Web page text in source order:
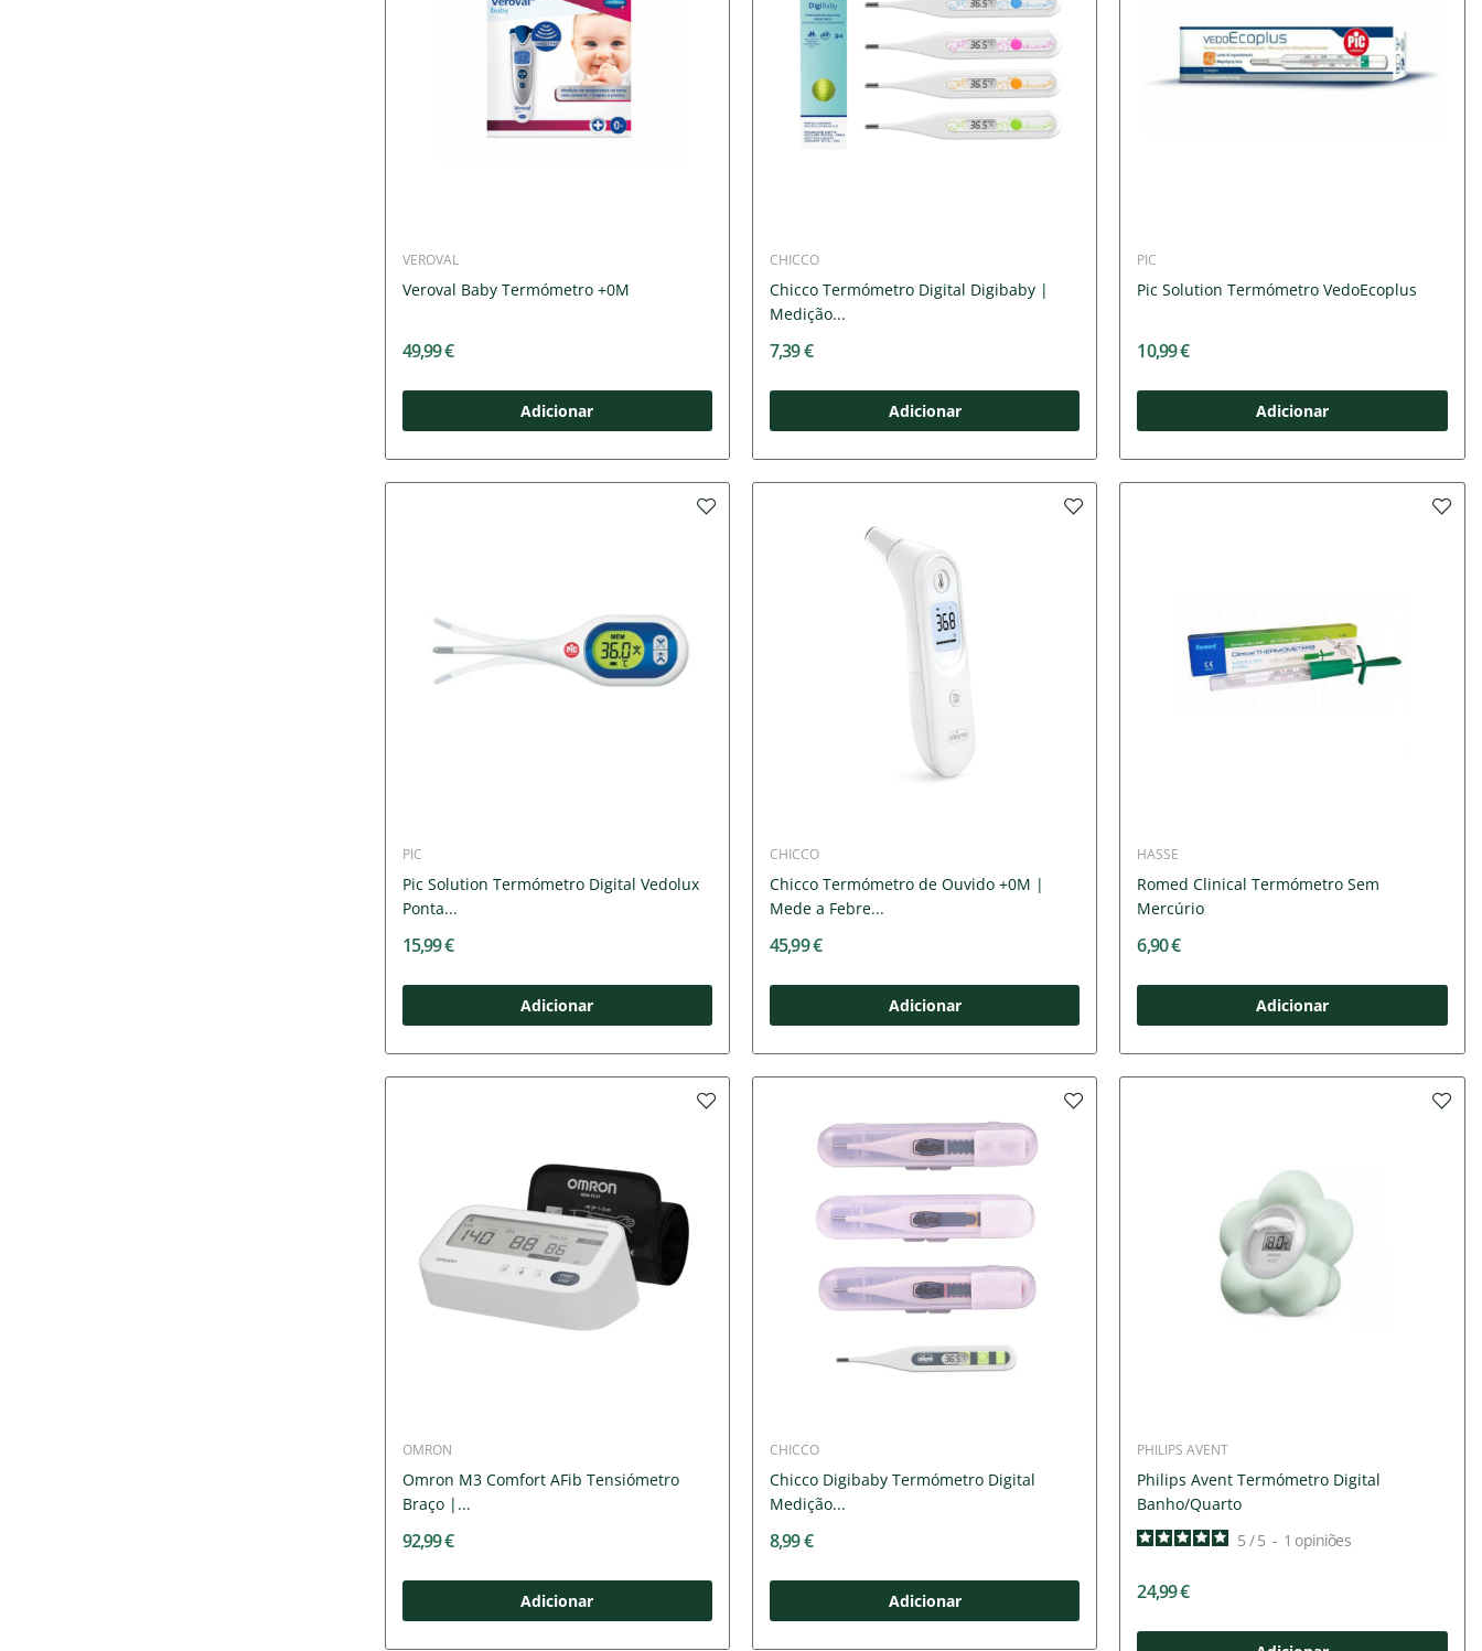
VEROVAL
Veroval Baby Termómetro +0M
49,99 €
Adicionar
CHICCO
Chicco Termómetro Digital Digibaby |
Medição...
7,39 €
Adicionar
PIC
Pic Solution Termómetro VedoEcoplus
10,99 €
Adicionar
PIC
Pic Solution Termómetro Digital Vedolux
Ponta...
15,99 €
Adicionar
CHICCO
Chicco Termómetro de Ouvido +0M |
Mede a Febre...
45,99 €
Adicionar
HASSE
Romed Clinical Termómetro Sem
Mercúrio
6,90 €
Adicionar
OMRON
Omron M3 Comfort AFib Tensiómetro
Braço |...
92,99 €
Adicionar
CHICCO
Chicco Digibaby Termómetro Digital
Medição...
8,99 €
Adicionar
PHILIPS AVENT
Philips Avent Termómetro Digital
Banho/Quarto
5 / 5 - 1 opiniões
24,99 €